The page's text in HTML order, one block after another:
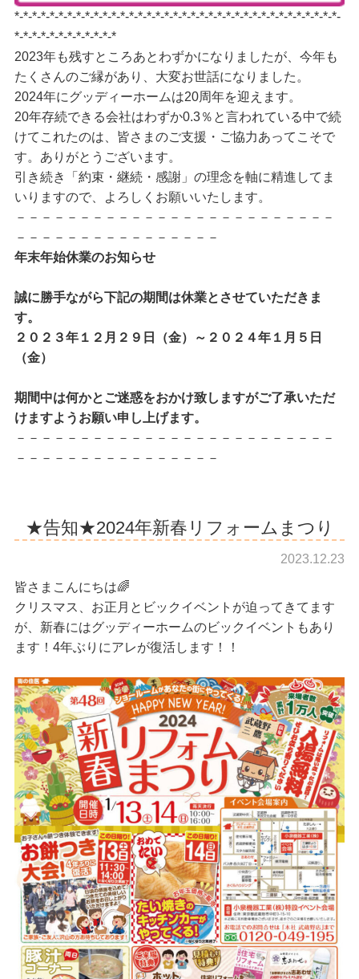
*-*-*-*-*-*-*-*-*-*-*-*-*-*-*-*-*-*-*-*-*-*-*-*-*-*-*-*-*-*-*-*-*-*-*-*-*-
*-*-*-*-*-*-*-*-*-*-*-*
2023年も残すところあとわずかになりましたが、今年も
たくさんのご縁があり、大変お世話になりました。
2024年にグッディーホームは20周年を迎えます。
20年存続できる会社はわずか0.3％と言われている中で続
けてこれたのは、皆さまのご支援・ご協力あってこそで
す。ありがとうございます。
引き続き「約束・継続・感謝」の理念を軸に精進してま
いりますので、よろしくお願いいたします。
－－－－－－－－－－－－－－－－－－－－－－－－－
－－－－－－－－－－－－－－－－
年末年始休業のお知らせ
誠に勝手ながら下記の期間は休業とさせていただきま
す。
２０２３年１２月２９日（金）～２０２４年１月５日
（金）
期間中は何かとご迷惑をおかけ致しますがご了承いただ
けますようお願い申し上げます。
－－－－－－－－－－－－－－－－－－－－－－－－－
－－－－－－－－－－－－－－－－
★告知★2024年新春リフォームまつり
2023.12.23
皆さまこんにちは🌈
クリスマス、お正月とビックイベントが迫ってきてます
が、新春にはグッディーホームのビックイベントもあり
ます！4年ぶりにアレが復活します！！